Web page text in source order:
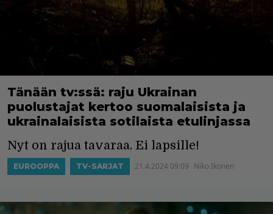
Tänään tv:ssä: raju Ukrainan
puolustajat kertoo suomalaisista ja
ukrainalaisista sotilaista etulinjassa
Nyt on rajua tavaraa. Ei lapsille!
EUROOPPA TV-SARJAT 21.4.2024 09:09 Niko Ikonen